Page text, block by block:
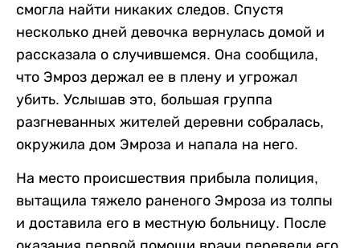
смогла найти никаких следов. Спустя
несколько дней девочка вернулась домой и
рассказала о случившемся. Она сообщила,
что Эмроз держал ее в плену и угрожал
убить. Услышав это, большая группа
разгневанных жителей деревни собралась,
окружила дом Эмроза и напала на него.
На место происшествия прибыла полиция,
вытащила тяжело раненого Эмроза из толпы
и доставила его в местную больницу. После